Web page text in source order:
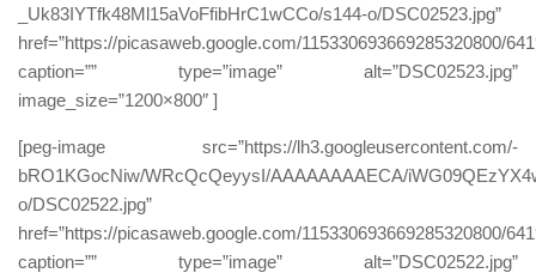
_Uk83IYTfk48Ml15aVoFfibHrC1wCCo/s144-o/DSC02523.jpg”
href=”https://picasaweb.google.com/115330693669285320800/
caption=”” type=”image” alt=”DSC02523.jpg”
image_size=”1200×800″ ]
[peg-image src=”https://lh3.googleusercontent.com/-
bRO1KGocNiw/WRcQcQeyysI/AAAAAAAAECA/
o/DSC02522.jpg”
href=”https://picasaweb.google.com/115330693669285320800/
caption=”” type=”image” alt=”DSC02522.jpg”